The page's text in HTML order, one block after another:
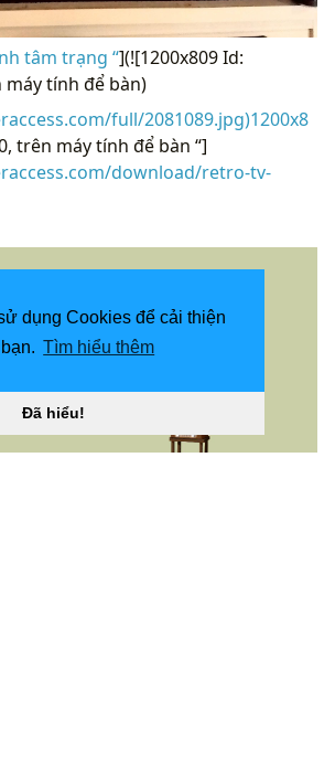
dụng Cookies để cải thiện
Tìm hiểu thêm
Đã hiểu!
tâm trạng “](![1200x809 Id:
máy tính để bàn)
full/2081089.jpg)1200x8
trên máy tính để bàn “]
download/retro-tv-